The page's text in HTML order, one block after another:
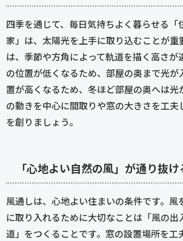
四季を通じて、毎日気持ちよく暮らせる「
家」は、太陽光を上手に取り込むことが重
は、季節や方角によって軌道を描く高さが
の位置が低くなるため、部屋の奥まで光が
置が高くなるため、冬ほど部屋の奥へは光
の動きを中心に間取りや窓の大きさを工夫
を創りましょう。
「心地よい自然の風」が通り抜
風通しは、心地よい住まいの条件です。風
に取り入れるために大切なことは「風の出
道」をつくることです。窓の設置場所を工